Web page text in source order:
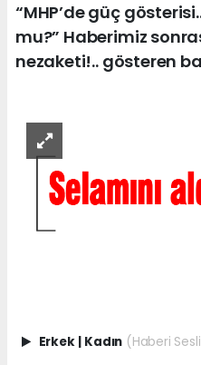
“MHP’de güç
mu?” Haberimiz
nezaketi!.. gösteren
Erkek | Kadın (Haberi